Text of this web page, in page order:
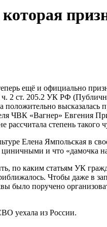
ещё и официально
2 ст. 205.2 УК РФ
высказалась
ЧВК «Вагнер» Евгения
степень такого
Елена Ямпольская в
и что «дамочка
по каким статьям УК
Чтобы даже в
было поручено
уехала из России.